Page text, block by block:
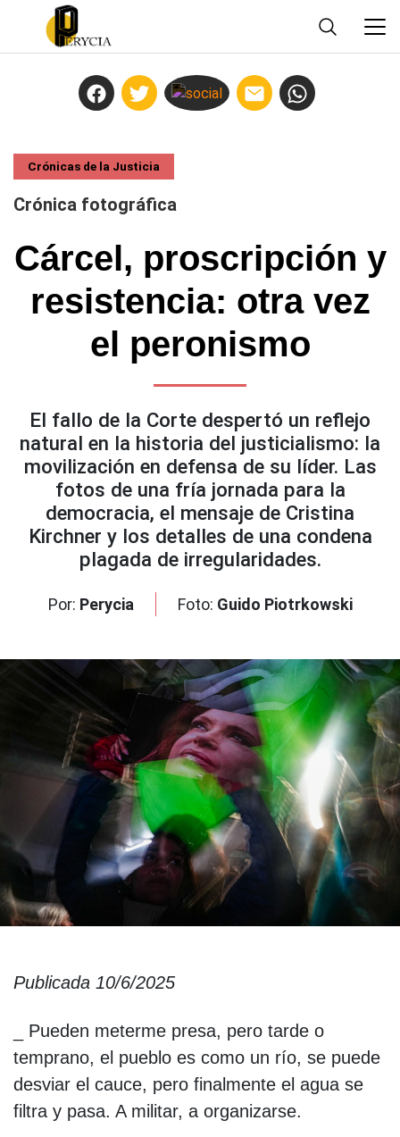
Crónicas de la Justicia
Crónica fotográfica
Cárcel, proscripción y
resistencia: otra vez
el peronismo
El fallo de la Corte despertó un reflejo
natural en la historia del justicialismo: la
movilización en defensa de su líder. Las
fotos de una fría jornada para la
democracia, el mensaje de Cristina
Kirchner y los detalles de una condena
plagada de irregularidades.
Por: Perycia Foto: Guido Piotrkowski
Publicada 10/6/2025
_ Pueden meterme presa, pero tarde o
temprano, el pueblo es como un río, se puede
desviar el cauce, pero finalmente el agua se
filtra y pasa. A militar, a organizarse.